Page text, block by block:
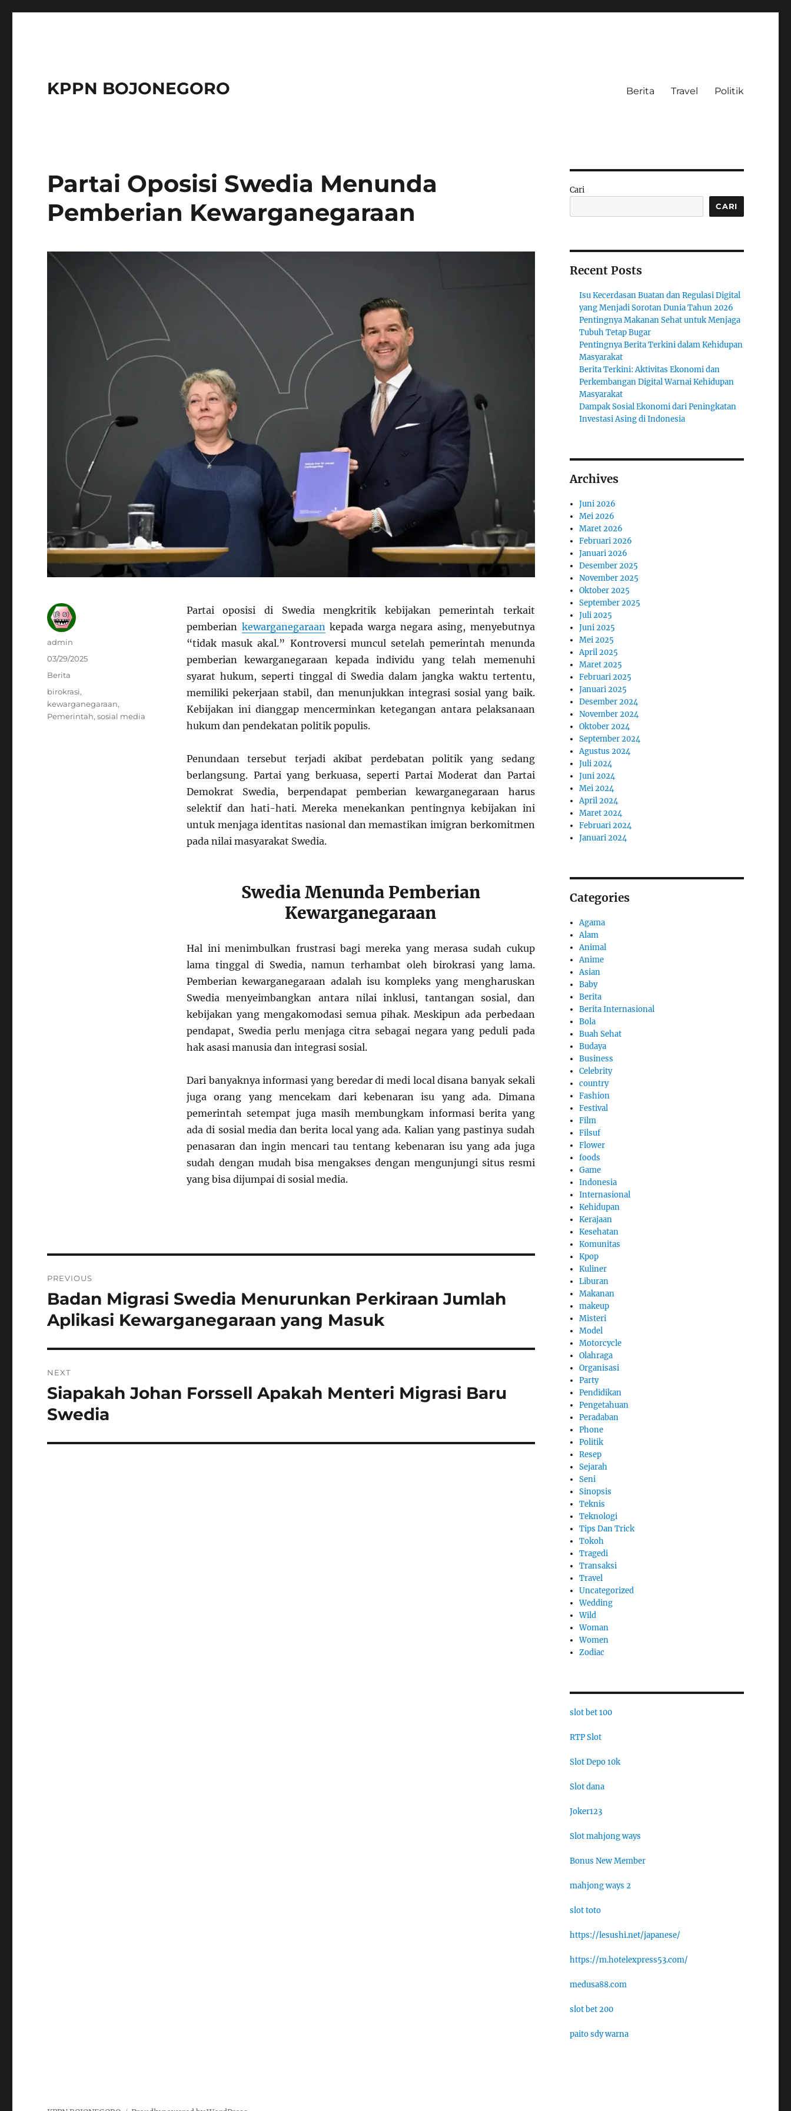
KPPN BOJONEGORO Berita Travel Politik
Partai Oposisi Swedia Menunda
Pemberian Kewarganegaraan
Partai oposisi di Swedia mengkritik kebijakan pemerintah terkait
pemberian kewarganegaraan kepada warga negara asing, menyebutnya
“tidak masuk akal.” Kontroversi muncul setelah pemerintah menunda
pemberian kewarganegaraan kepada individu yang telah memenuhi
syarat hukum, seperti tinggal di Swedia dalam jangka waktu tertentu,
memiliki pekerjaan stabil, dan menunjukkan integrasi sosial yang baik.
Kebijakan ini dianggap mencerminkan ketegangan antara pelaksanaan
hukum dan pendekatan politik populis.
Penundaan tersebut terjadi akibat perdebatan politik yang sedang
berlangsung. Partai yang berkuasa, seperti Partai Moderat dan Partai
Demokrat Swedia, berpendapat pemberian kewarganegaraan harus
selektif dan hati-hati. Mereka menekankan pentingnya kebijakan ini
untuk menjaga identitas nasional dan memastikan imigran berkomitmen
pada nilai masyarakat Swedia.
Swedia Menunda Pemberian
Kewarganegaraan
Hal ini menimbulkan frustrasi bagi mereka yang merasa sudah cukup
lama tinggal di Swedia, namun terhambat oleh birokrasi yang lama.
Pemberian kewarganegaraan adalah isu kompleks yang mengharuskan
Swedia menyeimbangkan antara nilai inklusi, tantangan sosial, dan
kebijakan yang mengakomodasi semua pihak. Meskipun ada perbedaan
pendapat, Swedia perlu menjaga citra sebagai negara yang peduli pada
hak asasi manusia dan integrasi sosial.
Dari banyaknya informasi yang beredar di medi local disana banyak sekali
juga orang yang mencekam dari kebenaran isu yang ada. Dimana
pemerintah setempat juga masih membungkam informasi berita yang
ada di sosial media dan berita local yang ada. Kalian yang pastinya sudah
penasaran dan ingin mencari tau tentang kebenaran isu yang ada juga
sudah dengan mudah bisa mengakses dengan mengunjungi situs resmi
yang bisa dijumpai di sosial media.
Author
admin
Posted
03/29/2025
Categories
Berita
Tags
birokrasi,
kewarganegaraan,
Pemerintah,sosial media
pos
PREVIOUS
Previous
post:
Badan Migrasi Swedia Menurunkan Perkiraan Jumlah
Aplikasi Kewarganegaraan yang Masuk
NEXT
Next
post:
Siapakah Johan Forssell Apakah Menteri Migrasi Baru
Swedia
Cari
CARI
Recent Posts
Isu Kecerdasan Buatan dan Regulasi Digital
yang Menjadi Sorotan Dunia Tahun 2026
Pentingnya Makanan Sehat untuk Menjaga
Tubuh Tetap Bugar
Pentingnya Berita Terkini dalam Kehidupan
Masyarakat
Berita Terkini: Aktivitas Ekonomi dan
Perkembangan Digital Warnai Kehidupan
Masyarakat
Dampak Sosial Ekonomi dari Peningkatan
Investasi Asing di Indonesia
Archives
Juni 2026
Mei 2026
Maret 2026
Februari 2026
Januari 2026
Desember 2025
November 2025
Oktober 2025
September 2025
Juli 2025
Juni 2025
Mei 2025
April 2025
Maret 2025
Februari 2025
Januari 2025
Desember 2024
November 2024
Oktober 2024
September 2024
Agustus 2024
Juli 2024
Juni 2024
Mei 2024
April 2024
Maret 2024
Februari 2024
Januari 2024
Categories
Agama
Alam
Animal
Anime
Asian
Baby
Berita
Berita Internasional
Bola
Buah Sehat
Budaya
Business
Celebrity
country
Fashion
Festival
Film
Filsuf
Flower
foods
Game
Indonesia
Internasional
Kehidupan
Kerajaan
Kesehatan
Komunitas
Kpop
Kuliner
Liburan
Makanan
makeup
Misteri
Model
Motorcycle
Olahraga
Organisasi
Party
Pendidikan
Pengetahuan
Peradaban
Phone
Politik
Resep
Sejarah
Seni
Sinopsis
Teknis
Teknologi
Tips Dan Trick
Tokoh
Tragedi
Transaksi
Travel
Uncategorized
Wedding
Wild
Woman
Women
Zodiac
slot bet 100
RTP Slot
Slot Depo 10k
Slot dana
Joker123
Slot mahjong ways
Bonus New Member
mahjong ways 2
slot toto
https://lesushi.net/japanese/
https://m.hotelexpress53.com/
medusa88.com
slot bet 200
paito sdy warna